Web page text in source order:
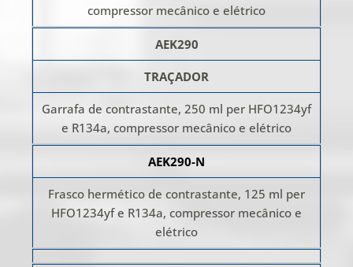
compressor mecânico e elétrico
AEK290
TRAÇADOR
Garrafa de contrastante, 250 ml per HFO1234yf
e R134a, compressor mecânico e elétrico
AEK290-N
Frasco hermético de contrastante, 125 ml per
HFO1234yf e R134a, compressor mecânico e
elétrico